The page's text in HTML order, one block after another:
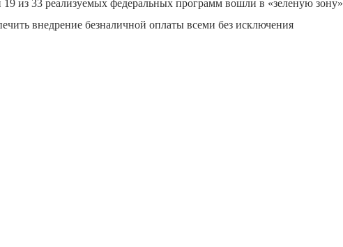
из 33 реализуемых федеральных программ вошли в «зеленую зону»
внедрение безналичной оплаты всеми без исключения